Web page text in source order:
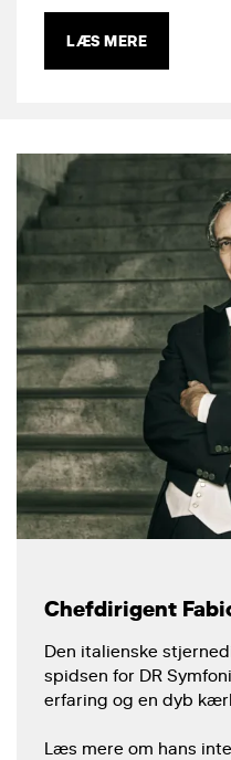
LÆS MERE
Chefdirigent
Den italienske
spidsen for DR
erfaring og en dyb
Læs mere om hans